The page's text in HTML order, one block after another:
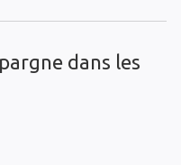
dans les